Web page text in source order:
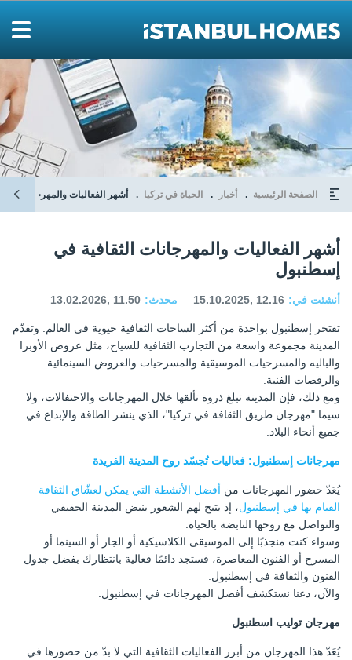
الصفحة الرئيسية أخبار الحياة في تركيا أشهر الفعاليات والمهرجانات
أشهر الفعاليات والمهرجانات الثقافية في
إسطنبول
أنشئت في: 15.10.2025, 12.16 محدث: 13.02.2026, 11.50
تفتخر إسطنبول بواحدة من أكثر الساحات الثقافية حيوية في العالم. وتقدّم
المدينة مجموعة واسعة من التجارب الثقافية للسياح، مثل عروض الأوبرا
والباليه والمسرحيات الموسيقية والمسرحيات والعروض السينمائية
والرقصات الفنية.
ومع ذلك، فإن المدينة تبلغ ذروة تألقها خلال المهرجانات والاحتفالات، ولا
سيما "مهرجان طريق الثقافة في تركيا"، الذي ينشر الطاقة والإبداع في
جميع أنحاء البلاد.
مهرجانات إسطنبول: فعاليات تُجسّد روح المدينة الفريدة
يُعَدّ حضور المهرجانات من أفضل الأنشطة التي يمكن لعشّاق الثقافة
القيام بها في إسطنبول، إذ يتيح لهم الشعور بنبض المدينة الحقيقي
والتواصل مع روحها النابضة بالحياة.
وسواء كنت منجذبًا إلى الموسيقى الكلاسيكية أو الجاز أو السينما أو
المسرح أو الفنون المعاصرة، فستجد دائمًا فعالية بانتظارك بفضل جدول
الفنون والثقافة في إسطنبول.
والآن، دعنا نستكشف أفضل المهرجانات في إسطنبول.
مهرجان توليب اسطنبول
يُعَدّ هذا المهرجان من أبرز الفعاليات الثقافية التي لا بدّ من حضورها في